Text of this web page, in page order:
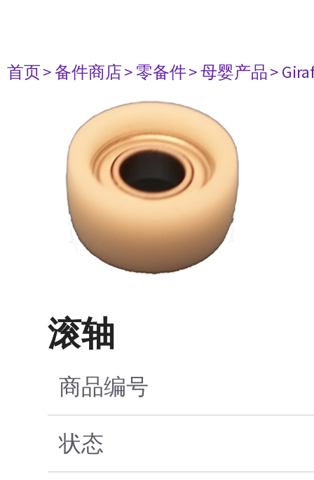
首页> 备件商店> 零备件> 母婴产品>
滚轴
商品编号
状态